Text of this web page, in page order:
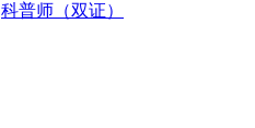
科普师（双证）